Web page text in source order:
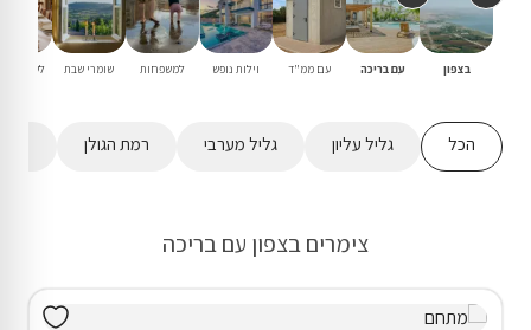
בצפון עם בריכה עם ממ"ד וילות נופש למשפחות שומרי שבת לשבתות
הכל גליל עליון גליל מערבי רמת הגולן
צימרים בצפון עם בריכה